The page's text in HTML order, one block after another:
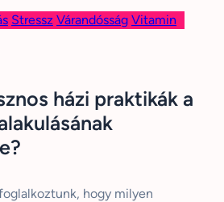
Stressz Várandósság Vitamin
házi praktikák a
hogy milyen